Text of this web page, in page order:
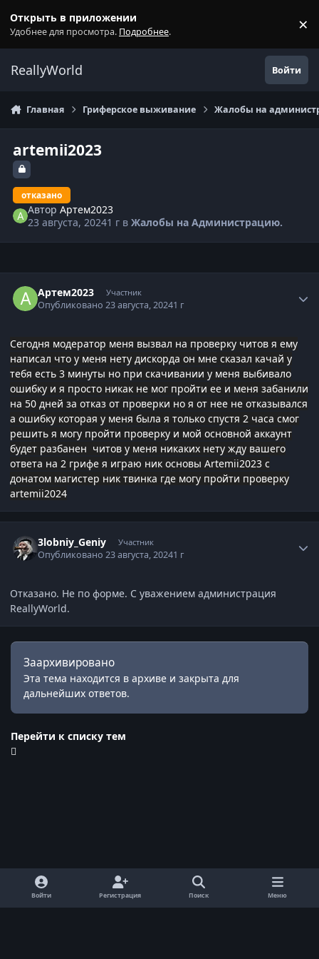
Открыть в приложении
Удобнее для просмотра. Подробнее. ×
ReallyWorld Войти
Главная Гриферское выживание Жалобы на
artemii2023
отказано
АвторАртем2023
23 августа, 20241 г вЖалобы на Администрацию.
Артем2023 Участник
Опубликовано23 августа, 20241 г
Сегодня модератор меня вызвал на проверку читов я ему
написал что у меня нету дискорда он мне сказал качай у
тебя есть 3 минуты но при скачивании у меня выбивало
ошибку и я просто никак не мог пройти ее и меня забанили
на 50 дней за отказ от проверки но я от нее не отказывался
а ошибку которая у меня была я только спустя 2 часа смог
решить я могу пройти проверку и мой основной аккаунт
будет разбанен читов у меня никаких нету жду вашего
ответа на 2 грифе я играю ник основы Artemii2023 с
донатом магистер ник твинка где могу пройти проверку
artemii2024
3lobniy_Geniy Участник
Опубликовано23 августа, 20241 г
Отказано. Не по форме. С уважением администрация
ReallyWorld.
Заархивировано
Эта тема находится в архиве и закрыта для
дальнейших ответов.
Перейти к списку тем
Войти Регистрация Поиск Меню